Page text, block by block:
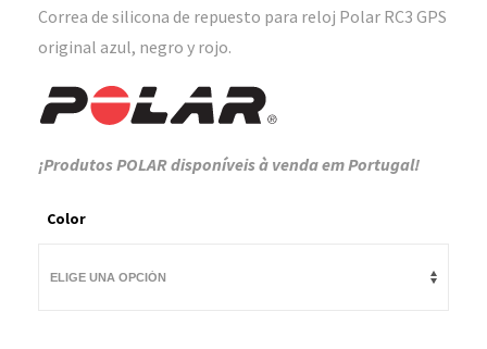
Correa de silicona de repuesto para reloj Polar RC3 GPS
original azul, negro y rojo.
¡Produtos POLAR disponíveis à venda em Portugal!
Color